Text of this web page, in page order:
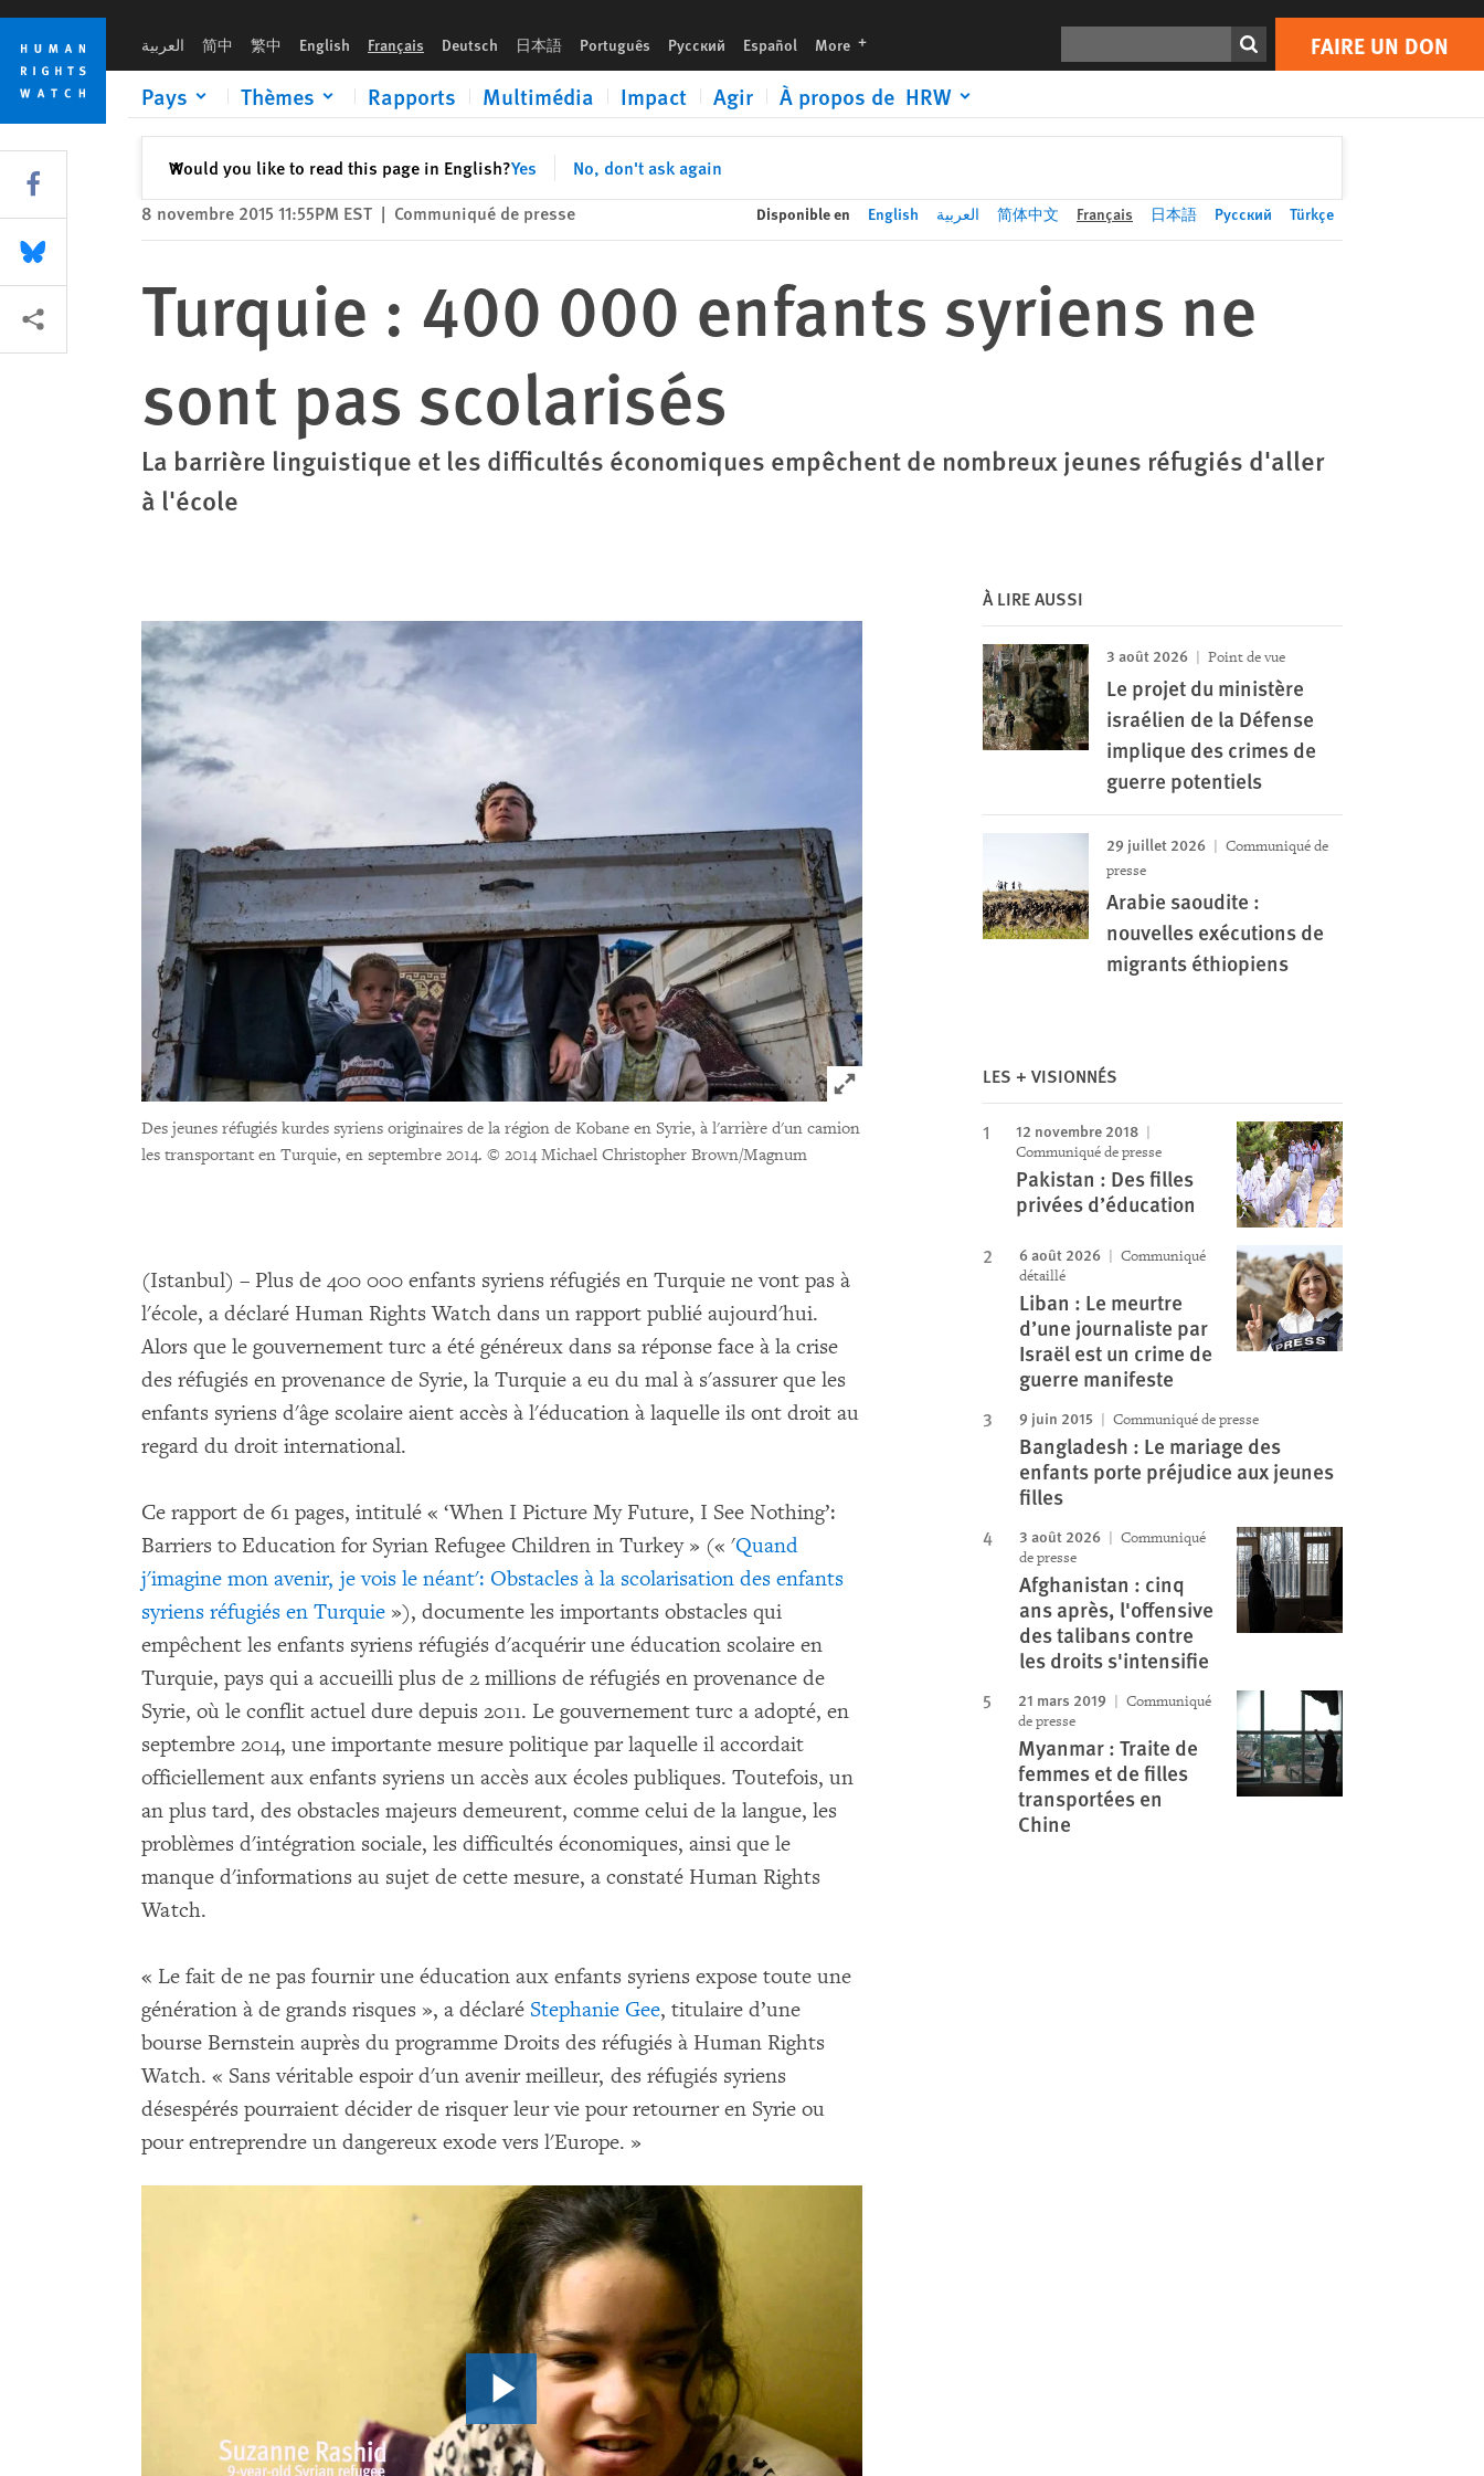
Skip
cookie
privacy
notice
Skip
main
content
العربية 简中 繁中 English Français Deutsch 日本語 Português Русский Español More languages FAIRE UN DON
Pays Thèmes Rapports Multimédia Impact Agir À propos de HRW
Would you like to read this page in English?Yes No, don't ask again
✕Fermer
Print FAIRE UN DON
8 novembre 2015 11:55PM EST | Communiqué de presse Disponible en English العربية 简体中文 Français 日本語 Русский Türkçe
Turquie : 400 000 enfants syriens ne
sont pas scolarisés
La barrière linguistique et les difficultés économiques empêchent de nombreux jeunes réfugiés d'aller
à l'école
Click to expand Image
Des jeunes réfugiés kurdes syriens originaires de la région de Kobane en Syrie, à l'arrière d'un camion
les transportant en Turquie, en septembre 2014. © 2014 Michael Christopher Brown/Magnum
(Istanbul) – Plus de 400 000 enfants syriens réfugiés en Turquie ne vont pas à
l'école, a déclaré Human Rights Watch dans un rapport publié aujourd'hui.
Alors que le gouvernement turc a été généreux dans sa réponse face à la crise
des réfugiés en provenance de Syrie, la Turquie a eu du mal à s'assurer que les
enfants syriens d'âge scolaire aient accès à l'éducation à laquelle ils ont droit au
regard du droit international.
Ce rapport de 61 pages, intitulé « ‘When I Picture My Future, I See Nothing’:
Barriers to Education for Syrian Refugee Children in Turkey » (« 'Quand
j'imagine mon avenir, je vois le néant': Obstacles à la scolarisation des enfants
syriens réfugiés en Turquie »), documente les importants obstacles qui
empêchent les enfants syriens réfugiés d'acquérir une éducation scolaire en
Turquie, pays qui a accueilli plus de 2 millions de réfugiés en provenance de
Syrie, où le conflit actuel dure depuis 2011. Le gouvernement turc a adopté, en
septembre 2014, une importante mesure politique par laquelle il accordait
officiellement aux enfants syriens un accès aux écoles publiques. Toutefois, un
an plus tard, des obstacles majeurs demeurent, comme celui de la langue, les
problèmes d'intégration sociale, les difficultés économiques, ainsi que le
manque d'informations au sujet de cette mesure, a constaté Human Rights
Watch.
« Le fait de ne pas fournir une éducation aux enfants syriens expose toute une
génération à de grands risques », a déclaré Stephanie Gee, titulaire d’une
bourse Bernstein auprès du programme Droits des réfugiés à Human Rights
Watch. « Sans véritable espoir d'un avenir meilleur, des réfugiés syriens
désespérés pourraient décider de risquer leur vie pour retourner en Syrie ou
pour entreprendre un dangereux exode vers l'Europe. »
À LIRE AUSSI
3 août 2026 Point de vue
Le projet du ministère
israélien de la Défense
implique des crimes de
guerre potentiels
29 juillet 2026
Communiqué de
presse
Arabie saoudite :
nouvelles exécutions de
migrants éthiopiens
LES + VISIONNÉS
12 novembre 2018
Communiqué de presse
Pakistan : Des filles
privées d’éducation
6 août 2026
Communiqué
détaillé
Liban : Le meurtre
d’une journaliste par
Israël est un crime de
guerre manifeste
9 juin 2015 Communiqué de presse
Bangladesh : Le mariage des
enfants porte préjudice aux jeunes
filles
3 août 2026
Communiqué
de presse
Afghanistan : cinq
ans après, l'offensive
des talibans contre
les droits s'intensifie
21 mars 2019
Communiqué
de presse
Myanmar : Traite de
femmes et de filles
transportées en
Chine
Share this via Facebook
Share this via Bluesky
Share this via Partagez